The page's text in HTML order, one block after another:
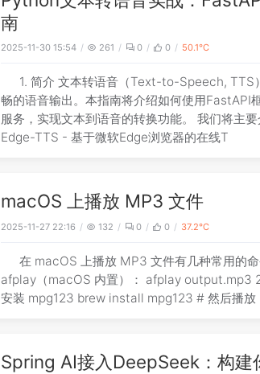
南
2025-11-30 15:54 261 0 0 50.1℃
1. 简介 文本转语音（Text-to-Speech, TTS
畅的语音输出。本指南将介绍如何使用FastAPI
服务，实现文本到语音的转换功能。 我们将主
Edge-TTS - 基于微软Edge浏览器的在线T
macOS 上播放 MP3 文件
2025-11-27 22:16 132 0 0 37.2℃
在 macOS 上播放 MP3 文件有几种常用的
afplay（macOS 内置）： afplay output.mp3
安装 mpg123 brew
Spring AI接入DeepSeek：构建